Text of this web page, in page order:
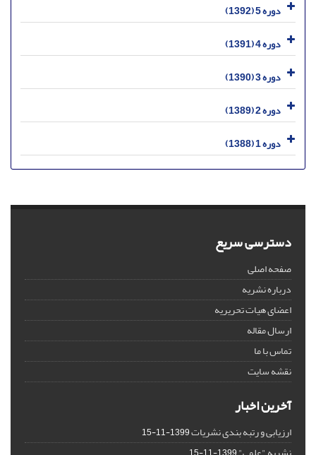
دوره 5 (1392)
دوره 4 (1391)
دوره 3 (1390)
دوره 2 (1389)
دوره 1 (1388)
دسترسی سریع
صفحه اصلی
درباره نشریه
اعضای هیات تحریریه
ارسال مقاله
تماس با ما
نقشه سایت
آخرین اخبار
ارزیابی و رتبه بندی نشریات1399-11-15